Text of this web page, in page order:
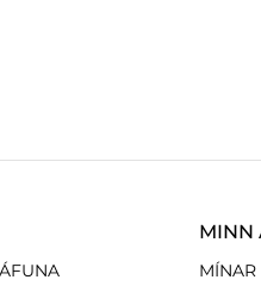
MINN
MÍNAR